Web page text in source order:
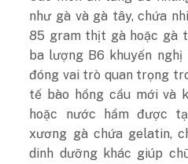
như gà và gà tây, chứa
85 gram thịt gà hoặc gà
ba lượng B6 khuyến nghị
đóng vai trò quan trọng
tế bào hồng cầu mới và
hoặc nước hầm được
xương gà chứa gelatin,
dinh dưỡng khác giúp